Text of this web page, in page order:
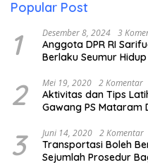
Popular Post
1 Desember 8, 2024 3
Anggota DPR RI
Berlaku Seumur Hidup
2 Mei 19, 2020 2 Komentar
Aktivitas dan Tips
Gawang PS Mataram
3 Juni 14, 2020 2 Komentar
Transportasi Boleh
Sejumlah Prosedur